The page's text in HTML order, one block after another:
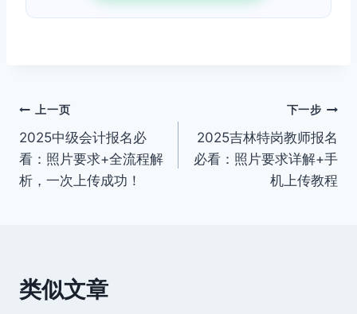
文
章
导
上一页
2025中级会计报名必
看：照片要求+全流程解
析，一次上传成功！
下一步
2025吉林特岗教师报名
必看：照片要求详解+手
机上传教程
类似文章